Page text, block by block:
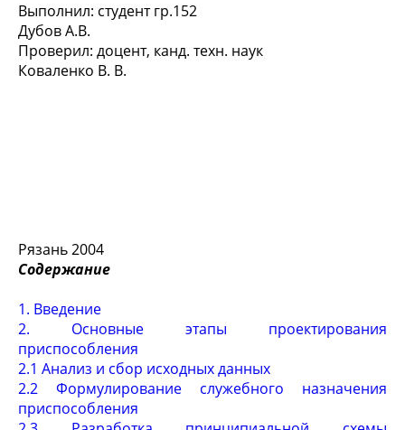
Выполнил: студент гр.152
Дубов А.В.
Проверил: доцент, канд. техн. наук
Коваленко В. В.
Рязань 2004
Содержание
1. Введение
2. Основные этапы проектирования
приспособления
2.1 Анализ и сбор исходных данных
2.2 Формулирование служебного назначения
приспособления